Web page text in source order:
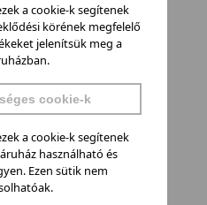
a cookie-k segítenek
körének megfelelő
jelenítsük meg a
cookie-k
a cookie-k segítenek
használható és
Ezen sütik nem